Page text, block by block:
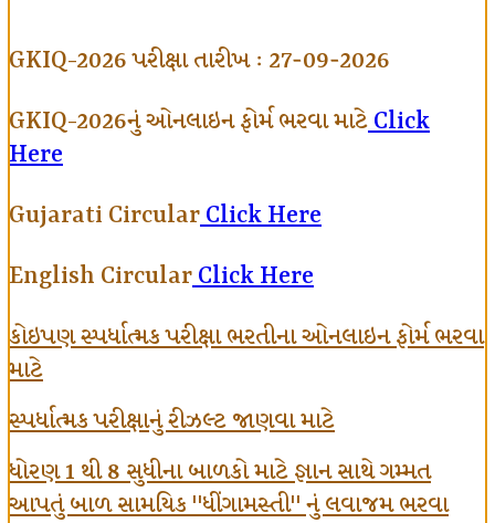
GKIQ-2026 પરીક્ષા તારીખ : 27-09-2026
GKIQ-2026નું ઓનલાઇન ફોર્મ ભરવા માટે Click
Here
Gujarati Circular Click Here
English Circular Click Here
કોઇપણ સ્પર્ધાત્મક પરીક્ષા ભરતીના ઓનલાઇન ફોર્મ ભરવા
માટે
સ્પર્ધાત્મક પરીક્ષાનું રીઝલ્ટ જાણવા માટે
ધોરણ 1 થી 8 સુધીના બાળકો માટે જ્ઞાન સાથે ગમ્મત
આપતું બાળ સામયિક "ધીંગામસ્તી" નું લવાજમ ભરવા